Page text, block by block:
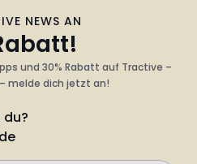
NEWS AN
und 30% Rabatt auf Tractive –
melde dich jetzt an!